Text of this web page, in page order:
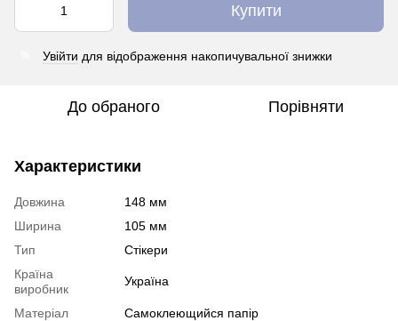
Купити
Увійти для відображення накопичувальної знижки
До обраного Порівняти
Характеристики
Довжина
148 мм
Ширина
105 мм
Тип
Стікери
Країна
виробник
Україна
Матеріал Самоклеющийся папір